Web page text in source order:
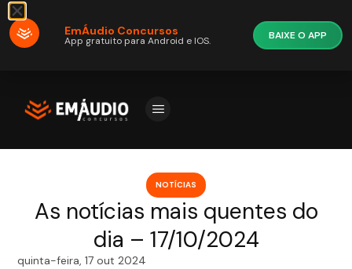
NOTÍCIAS
As notícias mais quentes do
dia – 17/10/2024
quinta-feira, 17 out 2024
EmÁudio Concursos
App gratuito para Android e IOS. BAIXE O APP